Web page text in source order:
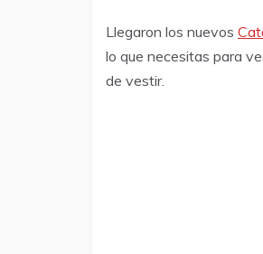
Llegaron los nuevos
lo que necesitas para
de vestir.